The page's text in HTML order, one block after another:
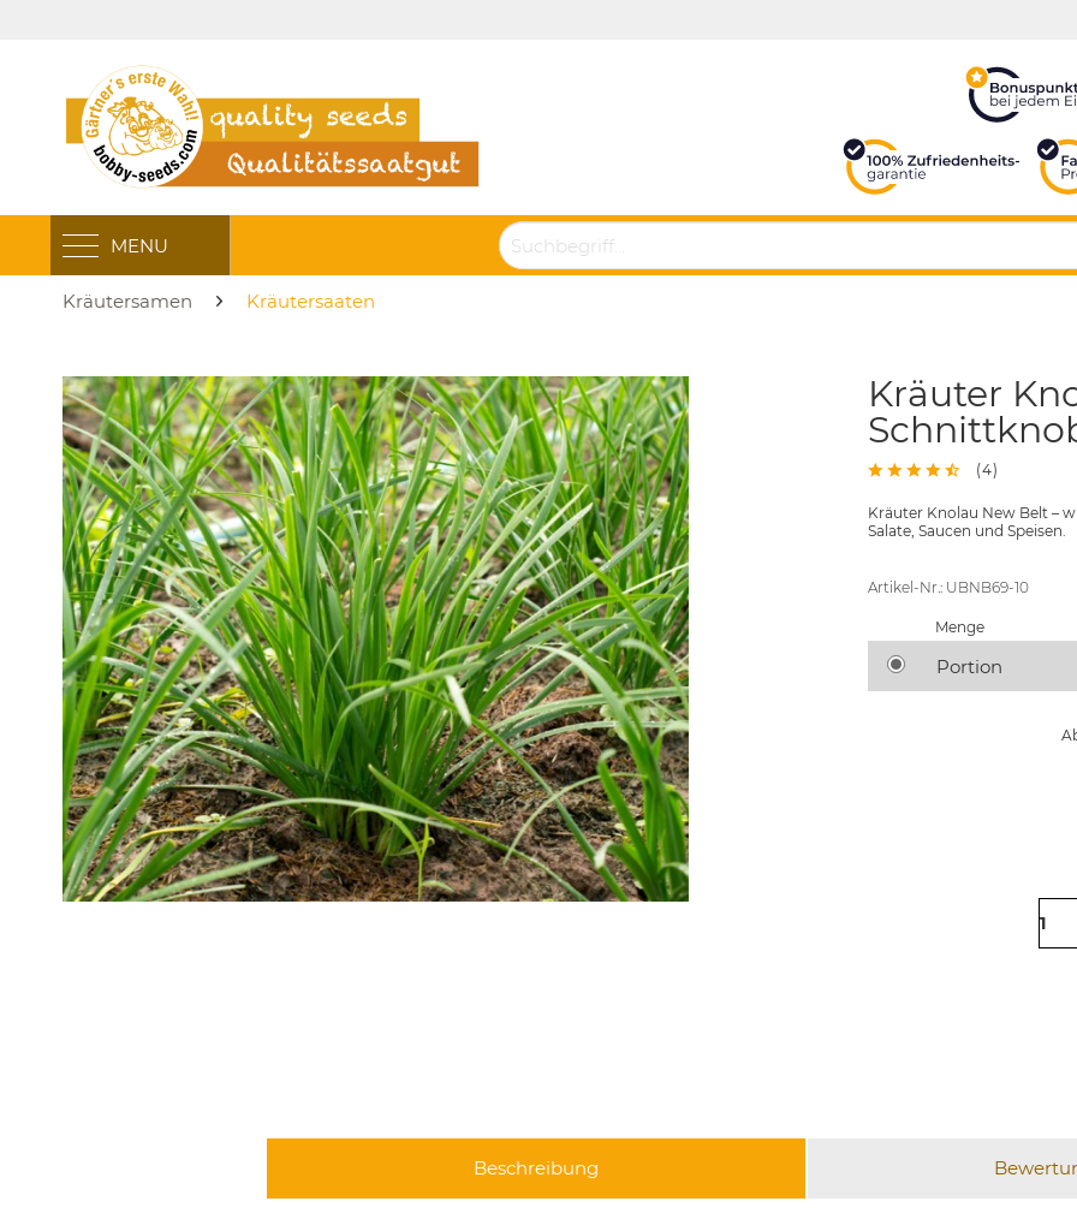
MENU
Kräutersamen Kräutersaaten
Kräuter
(4)
Kräuter Knolau New Belt –
Salate, Saucen und Speisen.
Artikel-Nr.: UBNB69-10
Menge
Portion
Beschreibung